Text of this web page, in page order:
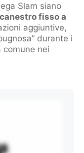
Slam siano
fisso a
aggiuntive,
durante i
comune nei